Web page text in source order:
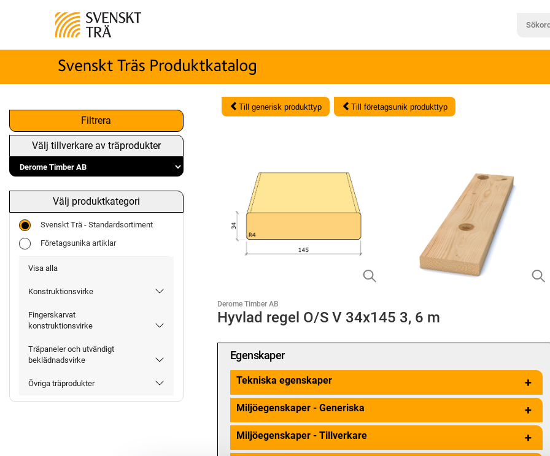
Filtrera
Välj tillverkare av träprodukter
Välj produktkategori
Svenskt Trä - Standardsortiment
Företagsunika artiklar
Visa alla
Konstruktionsvirke
Fingerskarvat
konstruktionsvirke
Träpaneler och utvändigt
beklädnadsvirke
Övriga träprodukter
Till generisk produkttyp Till företagsunik produkttyp
Derome Timber AB
Hyvlad regel O/S V 34x145 3, 6 m
Egenskaper
Tekniska egenskaper +
Miljöegenskaper - Generiska +
Miljöegenskaper - Tillverkare +